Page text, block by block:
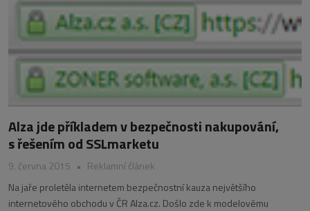
Alza jde příkladem v bezpečnosti nakupování,
s řešením od SSLmarketu
9. června 2015 • Reklamní článek
Na jaře proletěla internetem bezpečnostní kauza největšího
internetového obchodu v ČR Alza.cz. Došlo zde k modelovému